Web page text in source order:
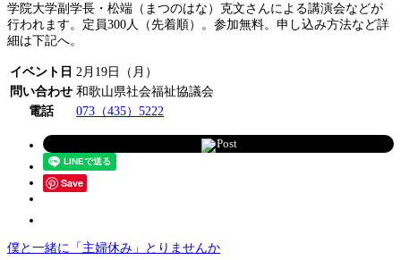
学院大学副学長・松端（まつのはな）克文さんによる講演会などが
行われます。定員300人（先着順）。参加無料。申し込み方法など詳
細は下記へ。
イベント日 2月19日（月）
問い合わせ 和歌山県社会福祉協議会
電話
073（435）5222
Post
Save
僕と一緒に「主婦休み」とりませんか